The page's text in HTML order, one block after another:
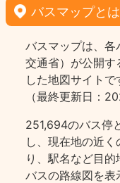
バスマップとは
バスマップは、各
交通省）が公開
した地図サイトで
（最終更新日：
251,694のバス停
し、現在地の近
り、駅名など目
バスの路線図を表